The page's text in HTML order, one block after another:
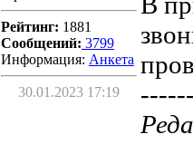
Рейтинг: 1881
Сообщений: 3799
Информация: Aнкета
30.01.2023 17:19